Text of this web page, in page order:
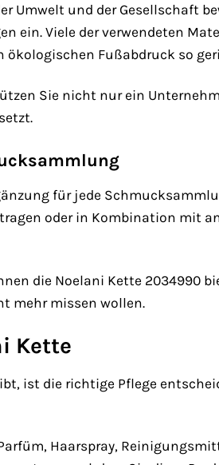
Umwelt und der Gesellschaft
ein. Viele der verwendeten
Fußabdruck so
Sie nicht nur ein
für jede
oder in Kombination mit
die Noelani Kette 2034990
mehr missen wollen.
Kette
ist die richtige Pflege
Haarspray,